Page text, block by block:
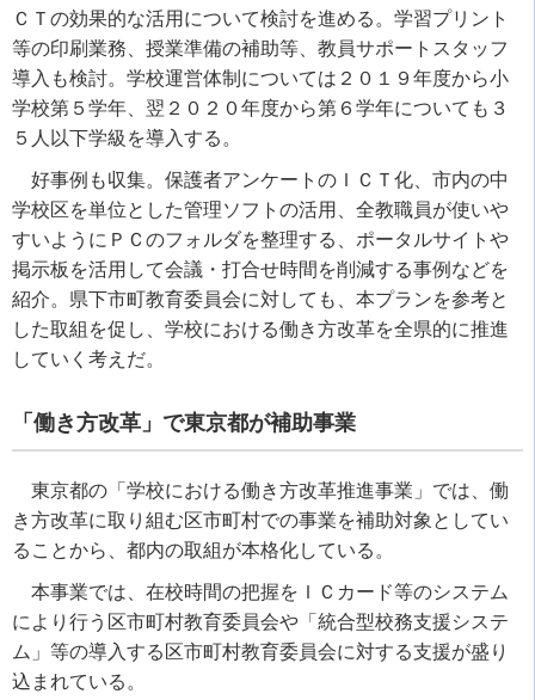
ＣＴの効果的な活用について検討を進める。学習プリント
等の印刷業務、授業準備の補助等、教員サポートスタッフ
導入も検討。学校運営体制については２０１９年度から小
学校第５学年、翌２０２０年度から第６学年についても３
５人以下学級を導入する。
好事例も収集。保護者アンケートのＩＣＴ化、市内の中
学校区を単位とした管理ソフトの活用、全教職員が使いや
すいようにＰＣのフォルダを整理する、ポータルサイトや
掲示板を活用して会議・打合せ時間を削減する事例などを
紹介。県下市町教育委員会に対しても、本プランを参考と
した取組を促し、学校における働き方改革を全県的に推進
していく考えだ。
「働き方改革」で東京都が補助事業
東京都の「学校における働き方改革推進事業」では、働
き方改革に取り組む区市町村での事業を補助対象としてい
ることから、都内の取組が本格化している。
本事業では、在校時間の把握をＩＣカード等のシステム
により行う区市町村教育委員会や「統合型校務支援システ
ム」等の導入する区市町村教育委員会に対する支援が盛り
込まれている。